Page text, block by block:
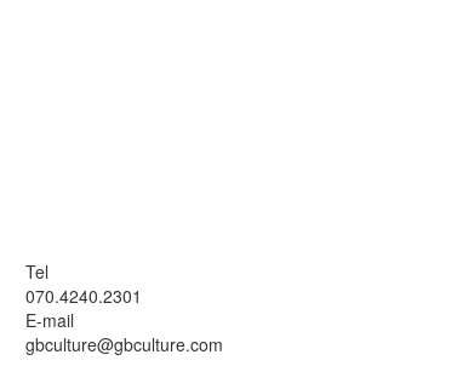
Tel
070.4240.2301
E-mail
gbculture@gbculture.com